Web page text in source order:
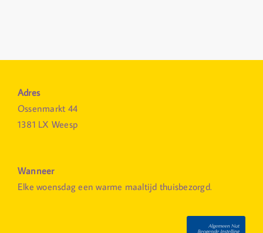
Adres
Ossenmarkt 44
1381 LX Weesp
Wanneer
Elke woensdag een warme maaltijd thuisbezorgd.